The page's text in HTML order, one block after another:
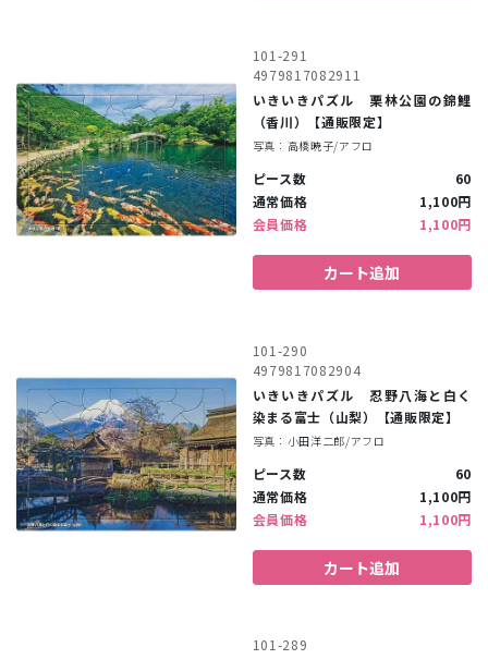
101-291
4979817082911
いきいきパズル 栗林公園の錦鯉
（香川）【通販限定】
写真：高橋暁子/アフロ
ピース数
60
通常価格
1,100円
会員価格
1,100円
カート追加
101-290
4979817082904
いきいきパズル 忍野八海と白く
染まる富士（山梨）【通販限定】
写真：小田洋二郎/アフロ
ピース数
60
通常価格
1,100円
会員価格
1,100円
カート追加
101-289